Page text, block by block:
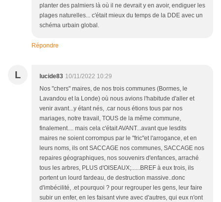
planter des palmiers là où il ne devrait y en avoir, endiguer les
plages naturelles... c'était mieux du temps de la DDE avec un
schéma urbain global.
Répondre
L lucide83 10/11/2022 10:29
Nos "chers" maires, de nos trois communes (Bormes, le
Lavandou et la Londe) où nous avions l'habitude d'aller et
venir avant...y étant nés, .car nous étions tous par nos
mariages, notre travail, TOUS de la même commune,
finalement.... mais cela c'était AVANT...avant que lesdits
maires ne soient corrompus par le "fric"et l'arrogance, et en
leurs noms, ils ont SACCAGE nos communes, SACCAGE nos
repaires géographiques, nos souvenirs d'enfances, arraché
tous les arbres, PLUS d'OISEAUX;......BREF à eux trois, ils
portent un lourd fardeau, de destruction massive..donc
d'imbécilité, .et pourquoi ? pour regrouper les gens, leur faire
subir un enfer, en les faisant vivre avec d'autres, qui eux n'ont